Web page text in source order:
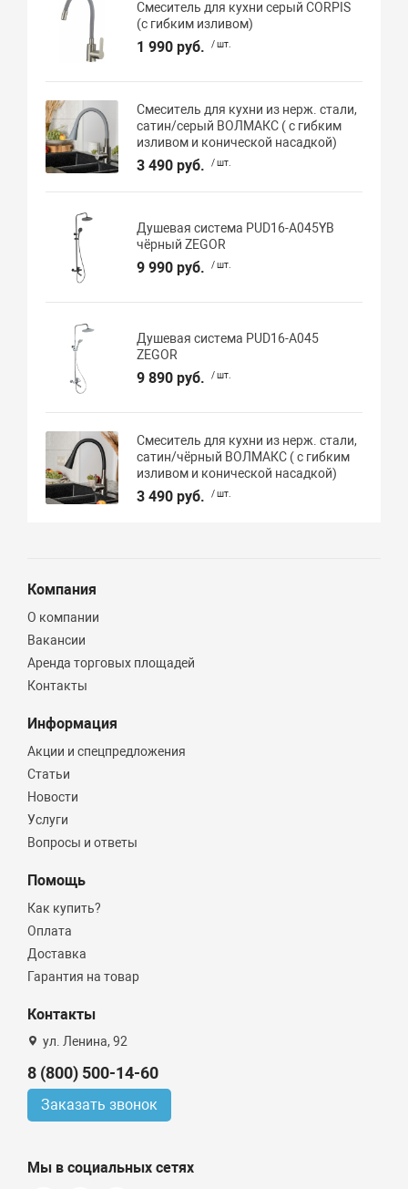
Смеситель для кухни серый CORPIS
(с гибким изливом)
1 990 руб. / шт.
Смеситель для кухни из нерж. стали,
сатин/серый ВОЛМАКС ( с гибким
изливом и конической насадкой)
3 490 руб. / шт.
Душевая система PUD16-A045YB
чёрный ZEGOR
9 990 руб. / шт.
Душевая система PUD16-A045
ZEGOR
9 890 руб. / шт.
Смеситель для кухни из нерж. стали,
сатин/чёрный ВОЛМАКС ( с гибким
изливом и конической насадкой)
3 490 руб. / шт.
Компания
О компании
Вакансии
Аренда торговых площадей
Контакты
Информация
Акции и спецпредложения
Статьи
Новости
Услуги
Вопросы и ответы
Помощь
Как купить?
Оплата
Доставка
Гарантия на товар
Контакты
ул. Ленина, 92
8 (800) 500-14-60
Заказать звонок
Мы в социальных сетях